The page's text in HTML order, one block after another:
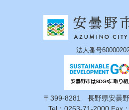
法人番号
〒399-8281 長野県安曇